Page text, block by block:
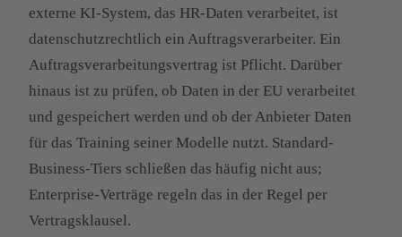
externe KI-System, das HR-Daten verarbeitet, ist
datenschutzrechtlich ein Auftragsverarbeiter. Ein
Auftragsverarbeitungsvertrag ist Pflicht. Darüber
hinaus ist zu prüfen, ob Daten in der EU verarbeitet
und gespeichert werden und ob der Anbieter Daten
für das Training seiner Modelle nutzt. Standard-
Business-Tiers schließen das häufig nicht aus;
Enterprise-Verträge regeln das in der Regel per
Vertragsklausel.